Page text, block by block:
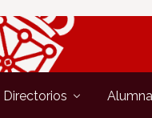
Directorios